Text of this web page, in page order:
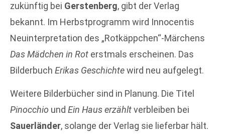
zukünftig bei Gerstenberg, gibt der Verlag
bekannt. Im Herbstprogramm wird Innocentis
Neuinterpretation des „Rotkäppchen“-Märchens
Das Mädchen in Rot erstmals erscheinen. Das
Bilderbuch Erikas Geschichtewird neu aufgelegt.
Weitere Bilderbücher sind in Planung. Die Titel
Pinocchio und Ein Haus erzähltverbleiben bei
Sauerländer, solange der Verlag sie lieferbar hält.